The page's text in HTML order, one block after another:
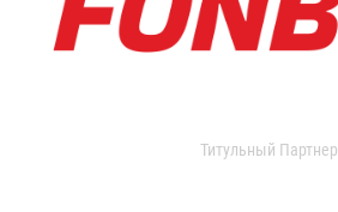
Титульный Партнер